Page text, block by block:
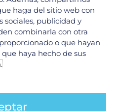
haga del sitio web con
sociales, publicidad y
combinarla con otra
o que hayan
haya hecho de sus